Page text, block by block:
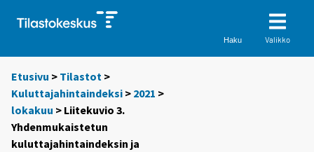
Haku Valikko
Etusivu > Tilastot >
Kuluttajahintaindeksi > 2021 >
lokakuu > Liitekuvio 3.
Yhdenmukaistetun
kuluttajahintaindeksin ja